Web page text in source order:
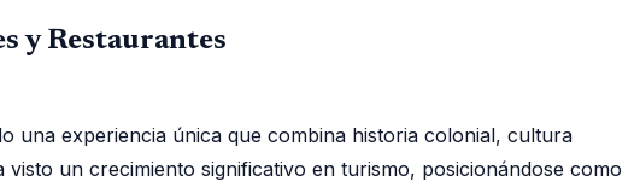
y Restaurantes
una experiencia única que combina historia colonial, cultura
un crecimiento significativo en turismo, posicionándose como